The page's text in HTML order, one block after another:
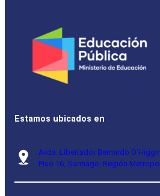
Estamos ubicados en
Avda. Libertador Bernardo
Piso 16, Santiago, Región